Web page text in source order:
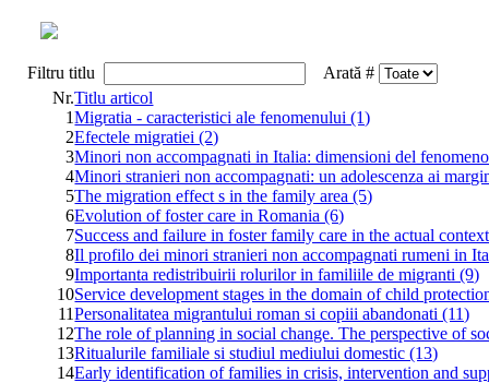
Filtru titlu
Arată #
Nr.Titlu articol
1Migratia - caracteristici ale fenomenului (1)
2Efectele migratiei (2)
3Minori non accompagnati in Italia: dimensioni del
4Minori stranieri non accompagnati: un adolescenza ai
5The migration effect s in the family area (5)
6Evolution of foster care in Romania (6)
7Success and failure in foster family care in the actual
8Il profilo dei minori stranieri non accompagnati rumeni in
9Importanta redistribuirii rolurilor in familiile de migranti (9)
10Service development stages in the domain of child
11Personalitatea migrantului roman si copiii abandonati (11)
12The role of planning in social change. The perspective of
13Ritualurile familiale si studiul mediului domestic (13)
14Early identification of families in crisis, intervention and